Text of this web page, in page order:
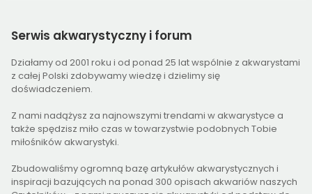
Serwis akwarystyczny i forum
Działamy od 2001 roku i od ponad 25 lat wspólnie z akwarystami
z całej Polski zdobywamy wiedzę i dzielimy się
doświadczeniem.
Z nami nadążysz za najnowszymi trendami w akwarystyce a
także spędzisz miło czas w towarzystwie podobnych Tobie
miłośników akwarystyki.
Zbudowaliśmy ogromną bazę artykułów akwarystycznych i
inspiracji bazujących na ponad 300 opisach akwariów naszych